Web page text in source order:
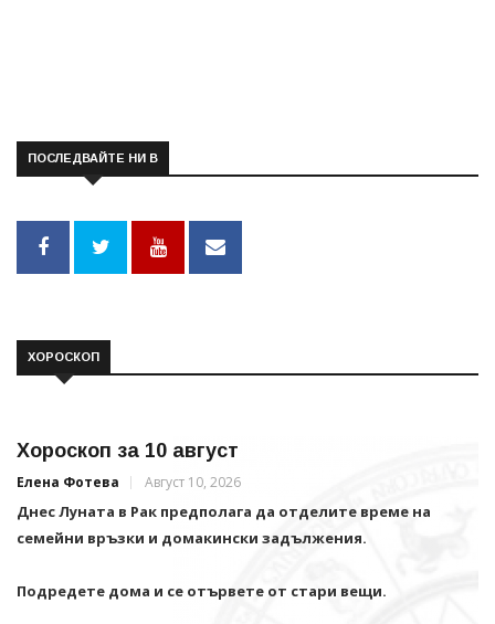
ПОСЛЕДВАЙТЕ НИ В
ХОРОСКОП
Хороскоп за 10 август
Елена Фотева Август 10, 2026
Днес Луната в Рак предполага да отделите време на
семейни връзки и домакински задължения.
Подредете дома и се отървете от стари вещи.